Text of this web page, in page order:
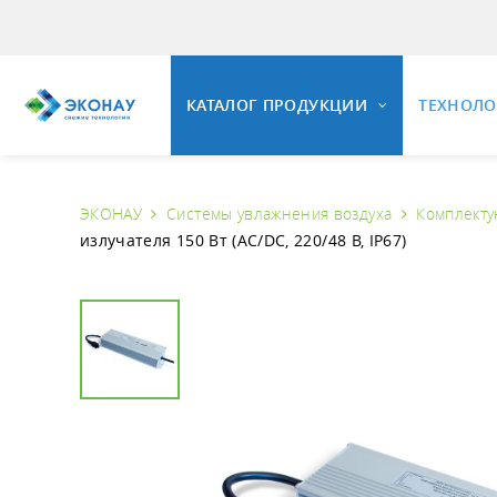
КАТАЛОГ ПРОДУКЦИИ
Установки озонирования воды
Универсальные озонаторные
установки
Промышленные озонаторы воздуха
ЭКОНАУ Системы увлажнения воздуха
излучателя 150 Вт (AC/DC, 220/48 В, IP67)